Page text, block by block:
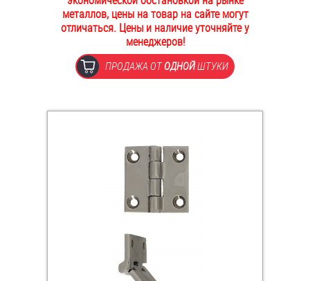
ОПЛАТА И ДОСТАВКА
Втулки
Заклепки (Гайки-Заклепки)
Крюки, кольца с метрической резьбой
металлов, цены на товар на сайте могут
отличаться. Цены и наличие уточняйте у
менеджеров!
ПРОДАЖА ОТОДНОЙШТУКИ